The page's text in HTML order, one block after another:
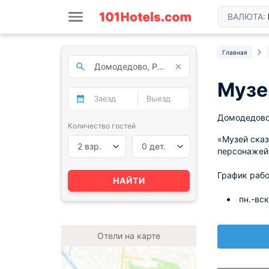
ВАЛЮТА:
Главная
«Музей
График
пн.-
Количество гостей
2 взр. 0 дет.
НАЙТИ
Отели на карте